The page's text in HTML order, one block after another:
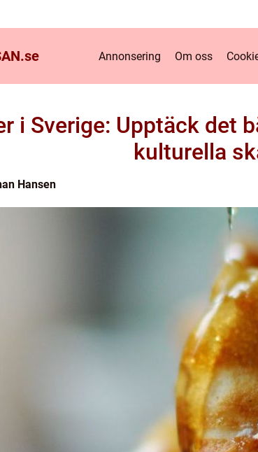
se Annonsering Om oss
i Sverige: Upptäck det
kulturella
Hansen